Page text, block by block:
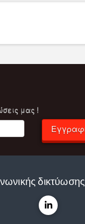
μας !
δικτύωσης